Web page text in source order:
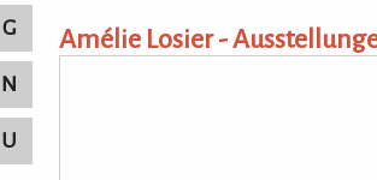
G
N
U
Amélie Losier -